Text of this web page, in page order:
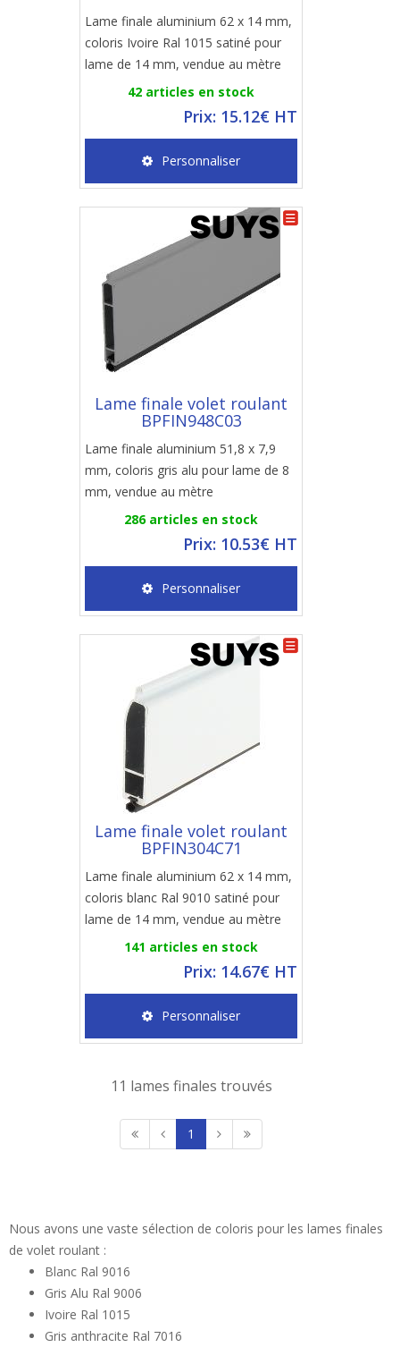
Lame finale aluminium 62 x 14 mm,
coloris Ivoire Ral 1015 satiné pour
lame de 14 mm, vendue au mètre
42 articles en stock
Prix: 15.12€ HT
Personnaliser
Lame finale volet roulant
BPFIN948C03
Lame finale aluminium 51,8 x 7,9
mm, coloris gris alu pour lame de 8
mm, vendue au mètre
286 articles en stock
Prix: 10.53€ HT
Personnaliser
Lame finale volet roulant
BPFIN304C71
Lame finale aluminium 62 x 14 mm,
coloris blanc Ral 9010 satiné pour
lame de 14 mm, vendue au mètre
141 articles en stock
Prix: 14.67€ HT
Personnaliser
11 lames finales trouvés
1
Nous avons une vaste sélection de coloris pour les lames finales
de volet roulant :
Blanc Ral 9016
Gris Alu Ral 9006
Ivoire Ral 1015
Gris anthracite Ral 7016